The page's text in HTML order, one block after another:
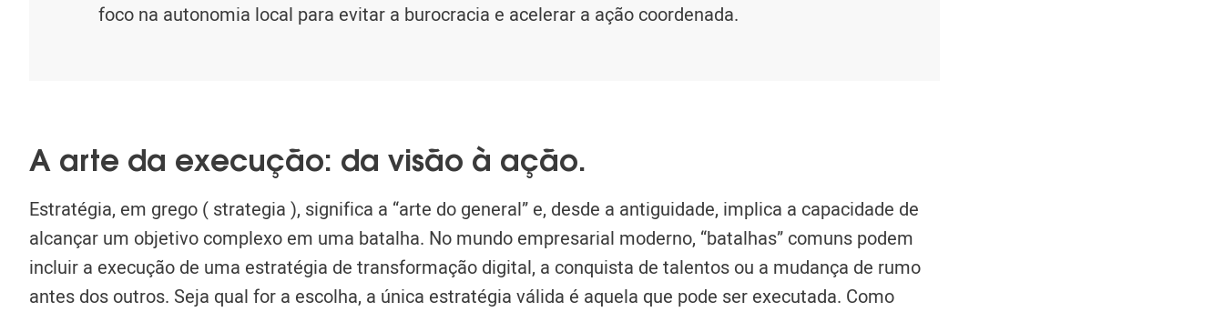
foco na autonomia local para evitar a burocracia e acelerar a ação coordenada.
A arte da execução: da visão à ação.
Estratégia, em grego ( strategia ), significa a “arte do general” e, desde a antiguidade, implica a capacidade de
alcançar um objetivo complexo em uma batalha. No mundo empresarial moderno, “batalhas” comuns podem
incluir a execução de uma estratégia de transformação digital, a conquista de talentos ou a mudança de rumo
antes dos outros. Seja qual for a escolha, a única estratégia válida é aquela que pode ser executada. Como